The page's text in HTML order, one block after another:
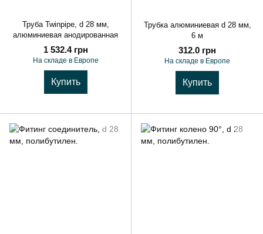
Труба Twinpipe, d 28 мм,
алюминиевая анодированная
1 532.4 грн
На складе в Европе
Купить
Трубка алюминиевая d 28 мм,
6 м
312.0 грн
На складе в Европе
Купить